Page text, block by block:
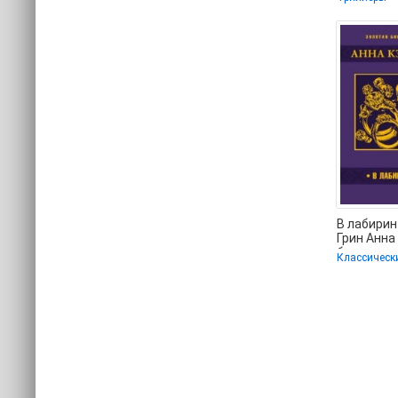
📗
В
Грин Анна